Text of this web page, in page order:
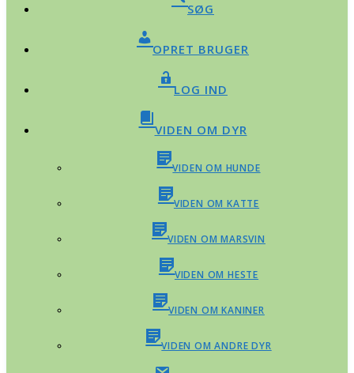
SØG
OPRET BRUGER
LOG IND
VIDEN OM DYR
VIDEN OM HUNDE
VIDEN OM KATTE
VIDEN OM MARSVIN
VIDEN OM HESTE
VIDEN OM KANINER
VIDEN OM ANDRE DYR